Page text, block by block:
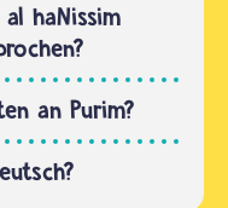
al haNissim
an Purim?